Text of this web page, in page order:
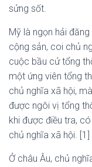
sửng sốt.
Mỹ là ngọn hải
cộng sản, coi chủ
cuộc bầu cử tổng
một ứng viên tổng
chủ nghĩa xã hội,
được ngôi vị tổng
khi được điều tra,
chủ nghĩa xã hội. [1]
Ở châu Âu, chủ